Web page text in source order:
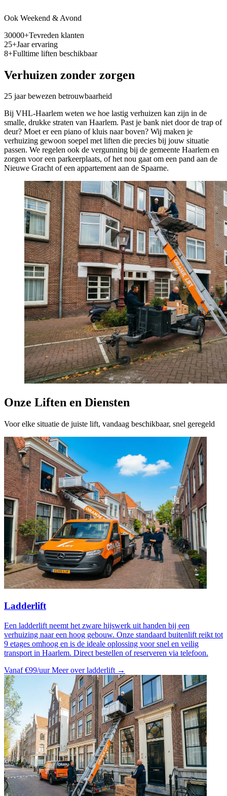
Ook Weekend & Avond
30000+Tevreden klanten
25+Jaar ervaring
8+Fulltime liften beschikbaar
Verhuizen zonder zorgen
25 jaar bewezen betrouwbaarheid
Bij VHL-Haarlem weten we hoe lastig verhuizen kan zijn in de
smalle, drukke straten van Haarlem. Past je bank niet door de trap of
deur? Moet er een piano of kluis naar boven? Wij maken je
verhuizing gewoon soepel met liften die precies bij jouw situatie
passen. We regelen ook de vergunning bij de gemeente Haarlem en
zorgen voor een parkeerplaats, of het nou gaat om een pand aan de
Nieuwe Gracht of een appartement aan de Spaarne.
Onze Liften en Diensten
Voor elke situatie de juiste lift, vandaag beschikbaar, snel geregeld
Ladderlift
Een ladderlift neemt het zware hijswerk uit handen bij een
verhuizing naar een hoog gebouw. Onze standaard buitenlift reikt tot
9 etages omhoog en is de ideale oplossing voor snel en veilig
transport in Haarlem. Direct bestellen of reserveren via telefoon.
Vanaf €99/uur Meer over ladderlift →